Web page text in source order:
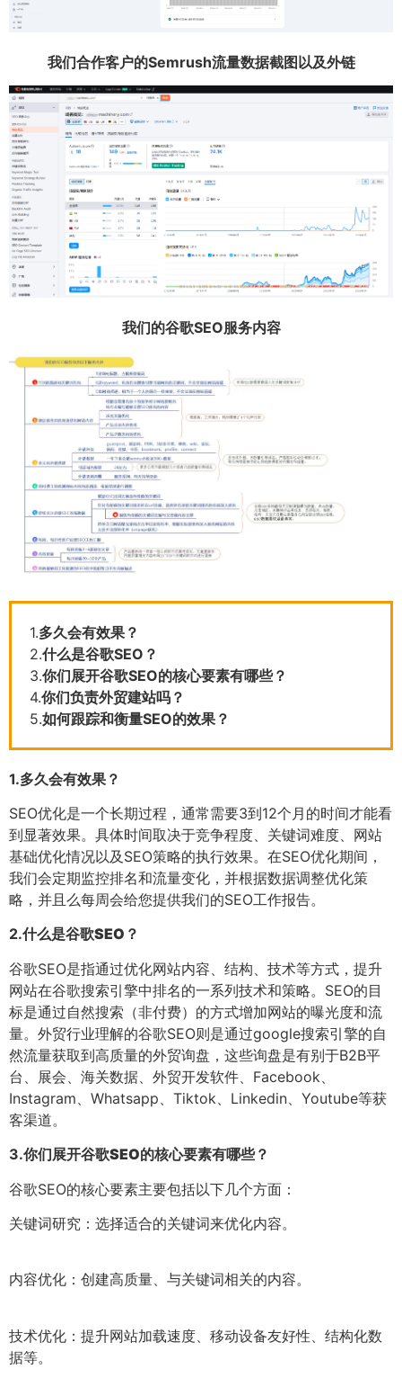
我们合作客户的Semrush流量数据截图以及外链
我们的谷歌SEO服务内容
1.多久会有效果？
2.什么是谷歌SEO？
3.你们展开谷歌SEO的核心要素有哪些？
4.你们负责外贸建站吗？
5.如何跟踪和衡量SEO的效果？
1.多久会有效果？
SEO优化是一个长期过程，通常需要3到12个月的时间才能看
到显著效果。具体时间取决于竞争程度、关键词难度、网站
基础优化情况以及SEO策略的执行效果。在SEO优化期间，
我们会定期监控排名和流量变化，并根据数据调整优化策
略，并且么每周会给您提供我们的SEO工作报告。
2.什么是谷歌SEO？
谷歌SEO是指通过优化网站内容、结构、技术等方式，提升
网站在谷歌搜索引擎中排名的一系列技术和策略。SEO的目
标是通过自然搜索（非付费）的方式增加网站的曝光度和流
量。外贸行业理解的谷歌SEO则是通过google搜索引擎的自
然流量获取到高质量的外贸询盘，这些询盘是有别于B2B平
台、展会、海关数据、外贸开发软件、Facebook、
Instagram、Whatsapp、Tiktok、Linkedin、Youtube等获
客渠道。
3.你们展开谷歌SEO的核心要素有哪些？
谷歌SEO的核心要素主要包括以下几个方面：
关键词研究：选择适合的关键词来优化内容。
内容优化：创建高质量、与关键词相关的内容。
技术优化：提升网站加载速度、移动设备友好性、结构化数
据等。